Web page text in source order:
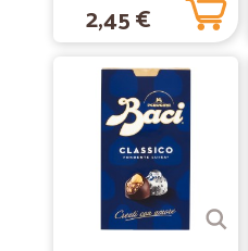
2,45 €